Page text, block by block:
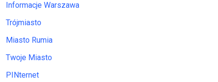
Informacje Warszawa
Trójmiasto
Miasto Rumia
Twoje Miasto
PINternet